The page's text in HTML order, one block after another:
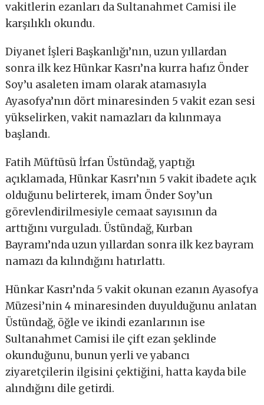
vakitlerin ezanları da Sultanahmet Camisi ile
karşılıklı okundu.
Diyanet İşleri Başkanlığı’nın, uzun yıllardan
sonra ilk kez Hünkar Kasrı’na kurra hafız Önder
Soy’u asaleten imam olarak atamasıyla
Ayasofya’nın dört minaresinden 5 vakit ezan sesi
yükselirken, vakit namazları da kılınmaya
başlandı.
Fatih Müftüsü İrfan Üstündağ, yaptığı
açıklamada, Hünkar Kasrı’nın 5 vakit ibadete açık
olduğunu belirterek, imam Önder Soy’un
görevlendirilmesiyle cemaat sayısının da
arttığını vurguladı. Üstündağ, Kurban
Bayramı’nda uzun yıllardan sonra ilk kez bayram
namazı da kılındığını hatırlattı.
Hünkar Kasrı’nda 5 vakit okunan ezanın Ayasofya
Müzesi’nin 4 minaresinden duyulduğunu anlatan
Üstündağ, öğle ve ikindi ezanlarının ise
Sultanahmet Camisi ile çift ezan şeklinde
okunduğunu, bunun yerli ve yabancı
ziyaretçilerin ilgisini çektiğini, hatta kayda bile
alındığını dile getirdi.